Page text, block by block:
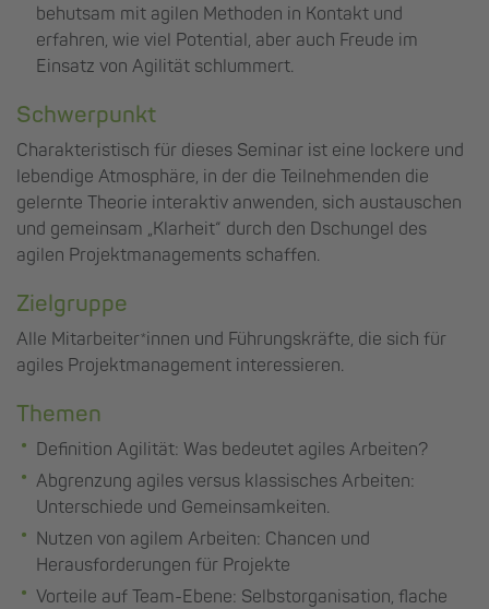
behutsam mit agilen Methoden in Kontakt und
erfahren, wie viel Potential, aber auch Freude im
Einsatz von Agilität schlummert.
Schwerpunkt
Charakteristisch für dieses Seminar ist eine lockere und
lebendige Atmosphäre, in der die Teilnehmenden die
gelernte Theorie interaktiv anwenden, sich austauschen
und gemeinsam „Klarheit“ durch den Dschungel des
agilen Projektmanagements schaffen.
Zielgruppe
Alle Mitarbeiter*innen und Führungskräfte, die sich für
agiles Projektmanagement interessieren.
Themen
Definition Agilität: Was bedeutet agiles Arbeiten?
Abgrenzung agiles versus klassisches Arbeiten:
Unterschiede und Gemeinsamkeiten.
Nutzen von agilem Arbeiten: Chancen und
Herausforderungen für Projekte
Vorteile auf Team-Ebene: Selbstorganisation, flache